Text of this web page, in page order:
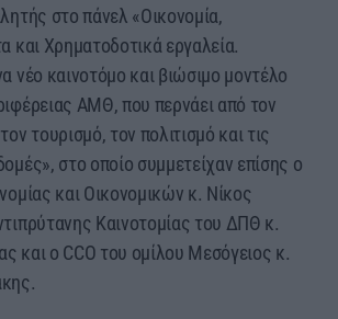
στο πάνελ «Οικονομία,
και Χρηματοδοτικά εργαλεία.
νέο καινοτόμο και βιώσιμο μοντέλο
ΑΜΘ, που περνάει από τον
τουρισμό, τον πολιτισμό και τις
στο οποίο συμμετείχαν επίσης ο
και Οικονομικών κ. Νίκος
Καινοτομίας του ΔΠΘ κ.
και ο CCO του ομίλου Μεσόγειος κ.